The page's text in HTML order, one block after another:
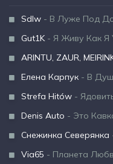
Sdlw - В Луже Под
Gut1K- Я Живу Как Я
ARINTU, ZAUR,
Елена Карпук - В
Strefa Hitów -
Denis Auto - Это
Снежинка Северянка
Via65 - Планета